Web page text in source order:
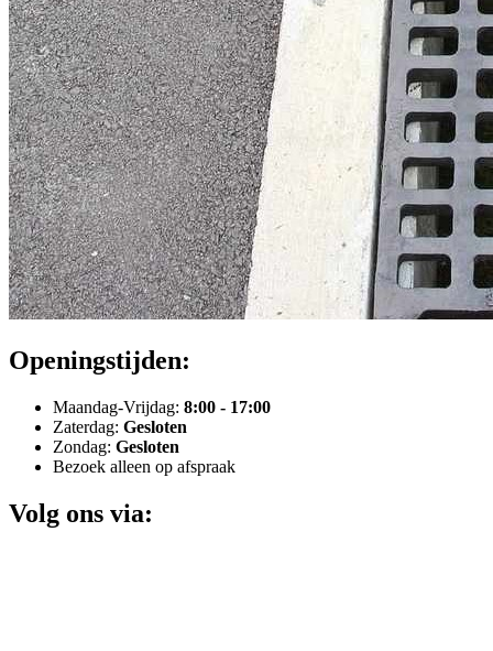
Openingstijden:
Maandag-Vrijdag: 8:00 - 17:00
Zaterdag: Gesloten
Zondag: Gesloten
Bezoek alleen op afspraak
Volg ons via: